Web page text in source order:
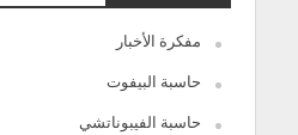
مفكرة الأخبار
حاسبة البيفوت
حاسبة الفيبوناتشي